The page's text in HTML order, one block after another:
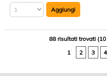
88 risultati trovati
1
2 3 4